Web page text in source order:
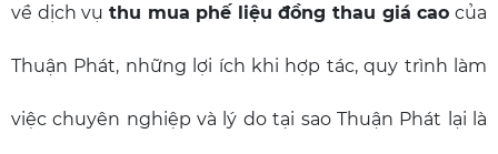
về dịch vụ thu mua phế liệu đồng thau giá cao của
Thuận Phát, những lợi ích khi hợp tác, quy trình làm
việc chuyên nghiệp và lý do tại sao Thuận Phát lại là